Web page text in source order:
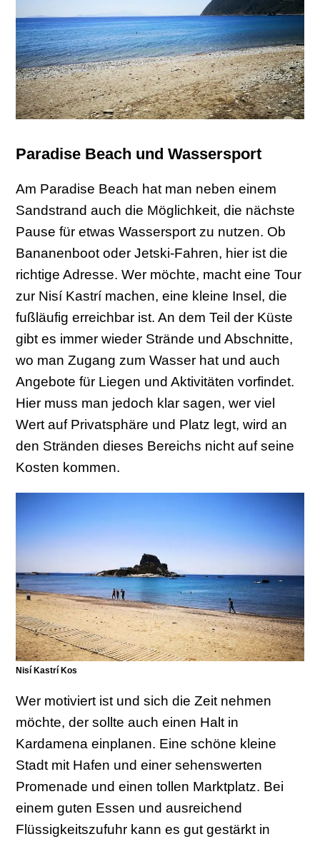
Paradise Beach und Wassersport
Am Paradise Beach hat man neben einem
Sandstrand auch die Möglichkeit, die nächste
Pause für etwas Wassersport zu nutzen. Ob
Bananenboot oder Jetski-Fahren, hier ist die
richtige Adresse. Wer möchte, macht eine Tour
zur Nisí Kastrí machen, eine kleine Insel, die
fußläufig erreichbar ist. An dem Teil der Küste
gibt es immer wieder Strände und Abschnitte,
wo man Zugang zum Wasser hat und auch
Angebote für Liegen und Aktivitäten vorfindet.
Hier muss man jedoch klar sagen, wer viel
Wert auf Privatsphäre und Platz legt, wird an
den Stränden dieses Bereichs nicht auf seine
Kosten kommen.
Nisí Kastrí Kos
Wer motiviert ist und sich die Zeit nehmen
möchte, der sollte auch einen Halt in
Kardamena einplanen. Eine schöne kleine
Stadt mit Hafen und einer sehenswerten
Promenade und einen tollen Marktplatz. Bei
einem guten Essen und ausreichend
Flüssigkeitszufuhr kann es gut gestärkt in